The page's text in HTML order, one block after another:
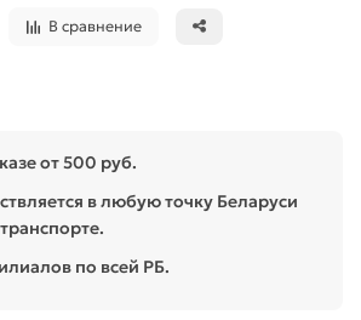
В сравнение
от 500 руб.
в любую точку Беларуси
по всей РБ.